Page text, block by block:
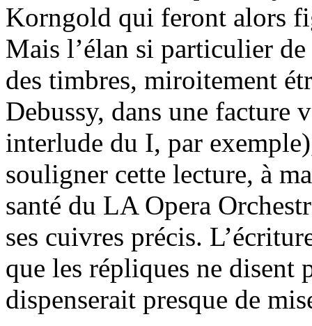
Korngold qui feront alors
Mais l’élan si particulier
des timbres, miroitement
Debussy, dans une facture
interlude du I, par
souligner cette lecture, à
santé du LA Opera
ses cuivres précis.
que les répliques ne disent
dispenserait presque de